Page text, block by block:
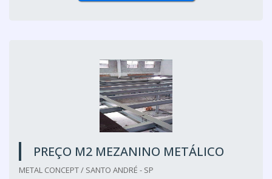
PREÇO M2 MEZANINO METÁLICO
METAL CONCEPT / SANTO ANDRÉ - SP